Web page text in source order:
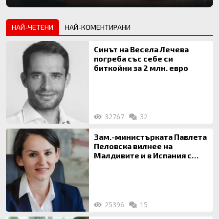
НАЙ-ЧЕТЕНИ НАЙ-КОМЕНТИРАНИ
Синът на Весела Лечева
погреба със себе си
биткойни за 2 млн. евро
32767 32
Зам.-министърката Павлета
Пеловска вилнее на
Малдивите и в Испания с
25396 15